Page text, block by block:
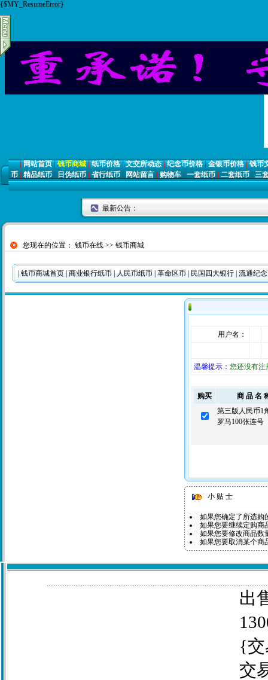
{$MY_ResumeError}
|网站首页|钱币商城|纸币价格|文交所动态|纪念币价格|金银币价格|钱币
币 | 精品纸币 | 日伪纸币 | 省行纸币 | 网站留言 | 购物车 | 一套纸币 | 二套纸币 | 三
最新公告：
您现在的位置： 钱币在线 >> 钱币商城
|钱币商城首页 |商业银行纸币 |人民币纸币 |革命区币 |民国四大银行 |流通纪
用户名：
温馨提示： 您还没有注
购买
商 品 名
第三版人民币1
罗马100张连号
小 贴 士
如果您确定了所选购
如果您要继续定购商
如果您要修改商品数
如果您要取消某个商
出
{交
交